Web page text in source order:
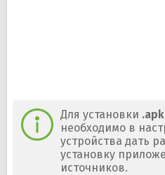
Для установки .apk
необходимо в
устройства дать
установку
источников.